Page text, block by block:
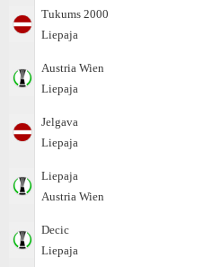
Tukums 2000
Liepaja
Austria Wien
Liepaja
Jelgava
Liepaja
Liepaja
Austria Wien
Decic
Liepaja